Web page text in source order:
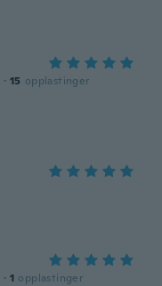
· 15 opplastinger
· 1 opplastinger